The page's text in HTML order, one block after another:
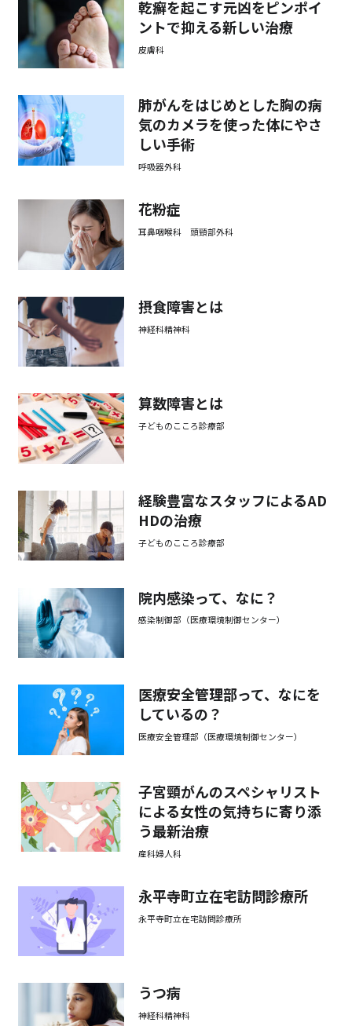
乾癬を起こす元凶をピンポイ
ントで抑える新しい治療
皮膚科
肺がんをはじめとした胸の病
気のカメラを使った体にやさ
しい手術
呼吸器外科
花粉症
耳鼻咽喉科 頭頸部外科
摂食障害とは
神経科精神科
算数障害とは
子どものこころ診療部
経験豊富なスタッフによるAD
HDの治療
子どものこころ診療部
院内感染って、なに？
感染制御部（医療環境制御センター）
医療安全管理部って、なにを
しているの？
医療安全管理部（医療環境制御センター）
子宮頸がんのスペシャリスト
による女性の気持ちに寄り添
う最新治療
産科婦人科
永平寺町立在宅訪問診療所
永平寺町立在宅訪問診療所
うつ病
神経科精神科